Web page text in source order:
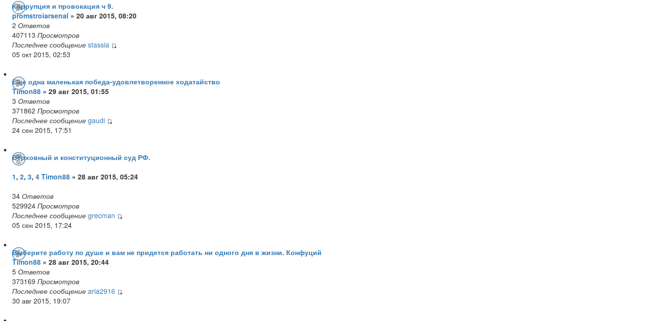
Коррупция и провокация ч 9.
promstroiarsenal » 20 авг 2015, 08:20
2 Ответов
407113 Просмотров
Последнее сообщение stassia
05 окт 2015, 02:53
Еще одна маленькая победа-удовлетворенное ходатайство
Timon88 » 29 авг 2015, 01:55
3 Ответов
371862 Просмотров
Последнее сообщение gaudi
24 сен 2015, 17:51
Верховный и конституционный суд РФ.
1, 2, 3, 4 Timon88 » 28 авг 2015, 05:24
34 Ответов
529924 Просмотров
Последнее сообщение grecman
05 сен 2015, 17:24
Выберите работу по душе и вам не придется работать ни одного дня в жизни. Конфуций
Timon88 » 28 авг 2015, 20:44
5 Ответов
373169 Просмотров
Последнее сообщение aria2916
30 авг 2015, 19:07